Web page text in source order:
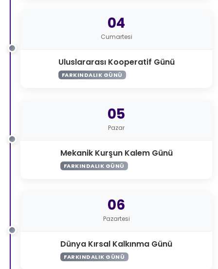
04
Cumartesi
Uluslararası Kooperatif Günü
FARKINDALIK GÜNÜ
05
Pazar
Mekanik Kurşun Kalem Günü
FARKINDALIK GÜNÜ
06
Pazartesi
Dünya Kırsal Kalkınma Günü
FARKINDALIK GÜNÜ